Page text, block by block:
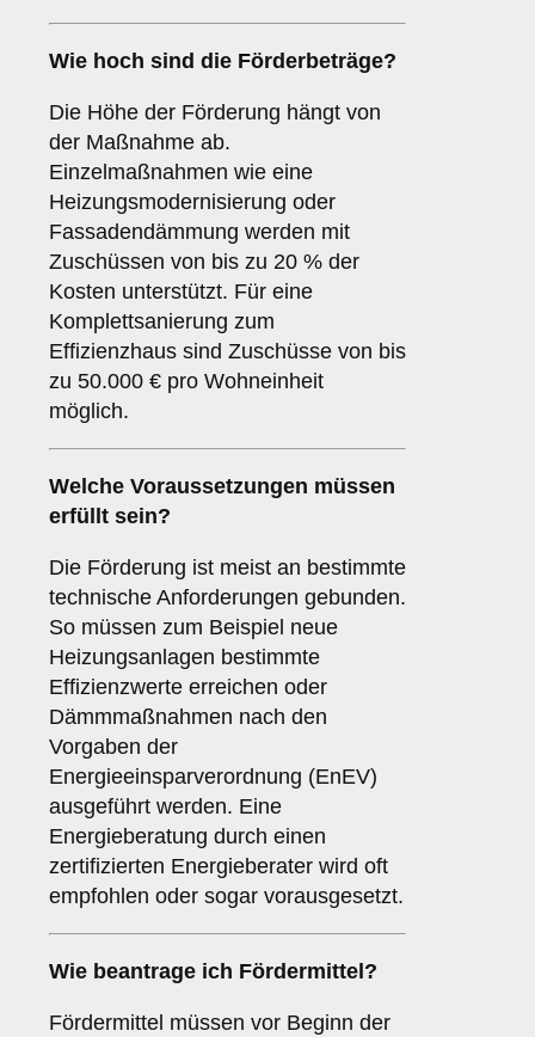
Wie hoch sind die Förderbeträge?
Die Höhe der Förderung hängt von
der Maßnahme ab.
Einzelmaßnahmen wie eine
Heizungsmodernisierung oder
Fassadendämmung werden mit
Zuschüssen von bis zu 20 % der
Kosten unterstützt. Für eine
Komplettsanierung zum
Effizienzhaus sind Zuschüsse von bis
zu 50.000 € pro Wohneinheit
möglich.
Welche Voraussetzungen müssen
erfüllt sein?
Die Förderung ist meist an bestimmte
technische Anforderungen gebunden.
So müssen zum Beispiel neue
Heizungsanlagen bestimmte
Effizienzwerte erreichen oder
Dämmmaßnahmen nach den
Vorgaben der
Energieeinsparverordnung (EnEV)
ausgeführt werden. Eine
Energieberatung durch einen
zertifizierten Energieberater wird oft
empfohlen oder sogar vorausgesetzt.
Wie beantrage ich Fördermittel?
Fördermittel müssen vor Beginn der